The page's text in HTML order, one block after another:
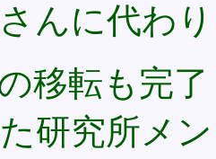
んに代わ
移転も完
研究所メ